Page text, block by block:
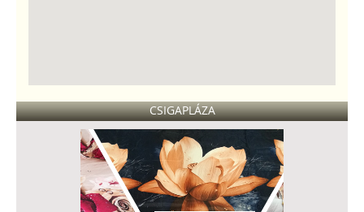
CSIGAPLÁZA